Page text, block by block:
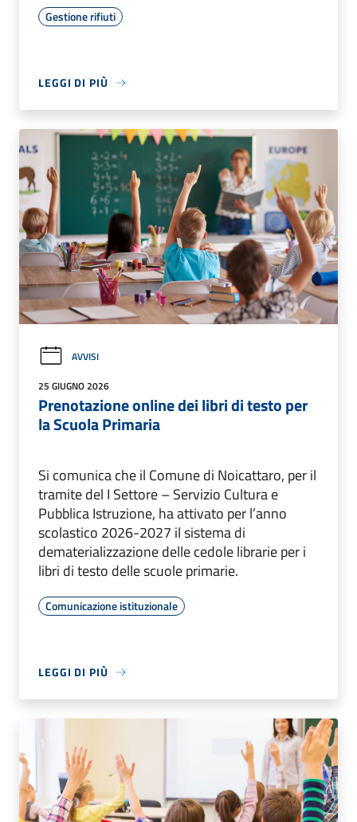
Gestione rifiuti
LEGGI DI PIÙ
AVVISI
25 GIUGNO 2026
Prenotazione online dei libri di testo per
la Scuola Primaria
Si comunica che il Comune di Noicattaro, per il
tramite del I Settore – Servizio Cultura e
Pubblica Istruzione, ha attivato per l’anno
scolastico 2026-2027 il sistema di
dematerializzazione delle cedole librarie per i
libri di testo delle scuole primarie.
Comunicazione istituzionale
LEGGI DI PIÙ